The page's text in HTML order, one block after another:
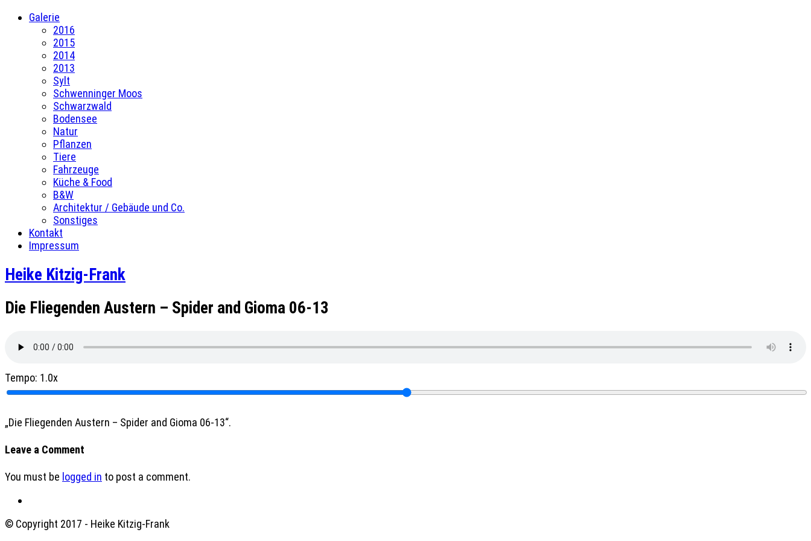
Galerie
2016
2015
2014
2013
Sylt
Schwenninger Moos
Schwarzwald
Bodensee
Natur
Pflanzen
Tiere
Fahrzeuge
Küche & Food
B&W
Architektur / Gebäude und Co.
Sonstiges
Kontakt
Impressum
Heike Kitzig-Frank
Die Fliegenden Austern – Spider and Gioma 06-13
Tempo: 1.0x
„Die Fliegenden Austern – Spider and Gioma 06-13“.
Leave a Comment
You must be logged in to post a comment.
© Copyright 2017 - Heike Kitzig-Frank